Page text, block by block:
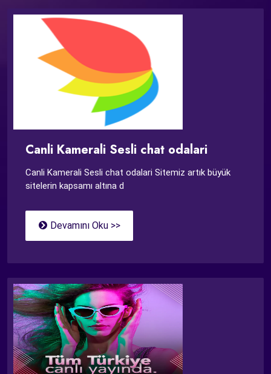
Canli Kamerali Sesli chat odalari
Canli Kamerali Sesli chat odalari Sitemiz artık büyük
sitelerin kapsamı altına d
Devamını Oku >>